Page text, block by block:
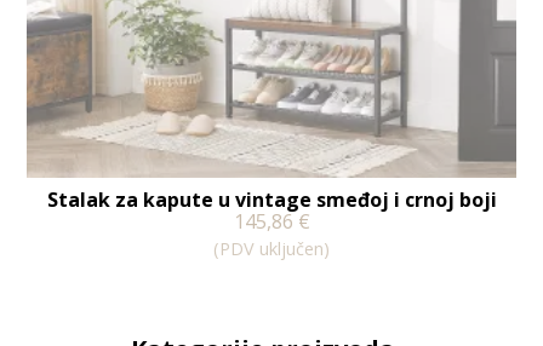
Stalak za kapute u vintage smeđoj i crnoj boji
145,86 €
(PDV uključen)